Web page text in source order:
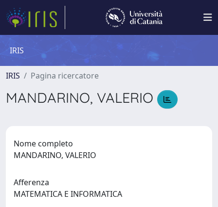
IRIS
IRIS Pagina ricercatore
MANDARINO, VALERIO
Nome completo
MANDARINO, VALERIO
Afferenza
MATEMATICA E INFORMATICA